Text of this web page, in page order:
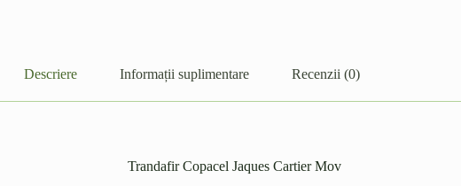
Descriere Informații suplimentare Recenzii (0)
Trandafir Copacel Jaques Cartier Mov